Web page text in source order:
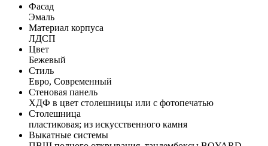
Фасад
Эмаль
Материал корпуса
ЛДСП
Цвет
Бежевый
Стиль
Евро, Современный
Стеновая панель
ХДФ в цвет столешницы или с фотопечатью
Столешница
пластиковая; из искусственного камня
Выкатные системы